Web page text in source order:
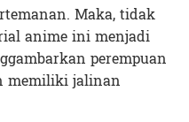
Maka, tidak
anime ini menjadi
perempuan
memiliki jalinan